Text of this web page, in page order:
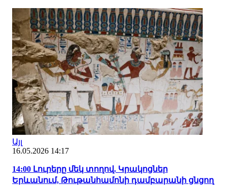
Այլ
16.05.2026 14:17
14:00 Լուրերը մեկ տողով. Կրակոցներ
Երևանում, Թութանհամոնի դամբարանի ցնցող